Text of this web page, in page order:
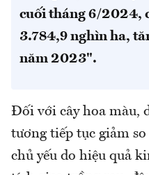
cuối tháng 6/2024,
3.784,9 nghìn ha,
năm 2023".
Đối với cây hoa màu,
tương tiếp tục giảm
chủ yếu do hiệu quả